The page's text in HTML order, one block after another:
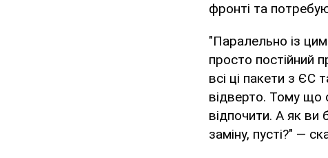
фронті та
"Паралельно із
просто постійний
всі ці пакети з
відверто. Тому що
відпочити. А як ви
заміну, пусті?" —